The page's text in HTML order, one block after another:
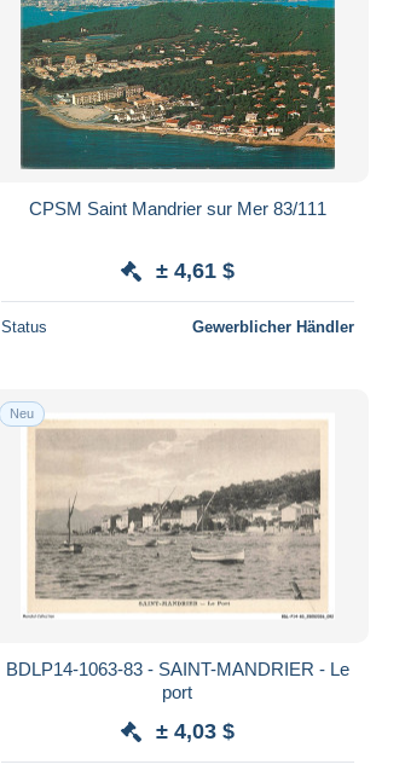
CPSM Saint Mandrier sur Mer 83/111
± 4,61 $
Status Gewerblicher Händler
Neu
BDLP14-1063-83 - SAINT-MANDRIER - Le
port
± 4,03 $